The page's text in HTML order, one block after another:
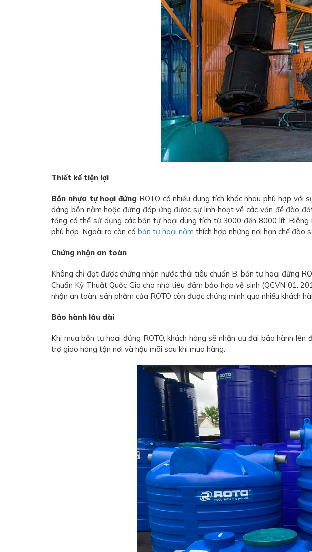
Thiết kế tiện lợi
Bồn nhựa tự hoại đứng ROTO có nhiều dung tích khác nhau phù hợp
dáng bồn nằm hoặc đứng đáp ứng được sự linh hoạt về các vấn đề đào
tầng có thể sử dụng các bồn tự hoại dung tích từ 3000 đến 8000 lít.
phù hợp. Ngoài ra còn có bồn tự hoại nằm thích hợp những nơi hạn chế đào
Chứng nhận an toàn
Không chỉ đạt được chứng nhận nước thải tiêu chuẩn B, bồn tự hoại đứng
Chuẩn Kỹ Thuật Quốc Gia cho nhà tiêu đảm bảo hợp vệ sinh (QCVN 01:
nhận an toàn, sản phẩm của ROTO còn được chứng minh qua nhiều khách
Bảo hành lâu dài
Khi mua bồn tự hoại đứng ROTO, khách hàng sẽ nhận ưu đãi bảo hành
trợ giao hàng tận nơi và hậu mãi sau khi mua hàng.